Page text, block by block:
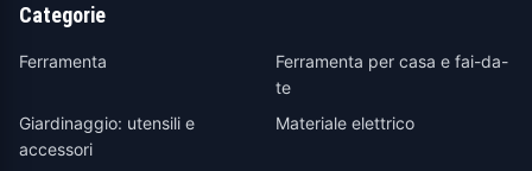
Categorie
Ferramenta
Ferramenta per casa e fai-da-
te
Giardinaggio: utensili e
accessori
Materiale elettrico